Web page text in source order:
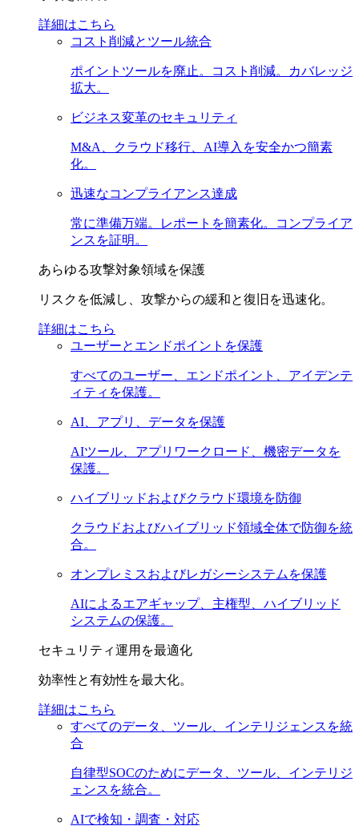
詳細はこちら
コスト削減とツール統合
ポイントツールを廃止。コスト削減。カバレッジ
拡大。
ビジネス変革のセキュリティ
M&A、クラウド移行、AI導入を安全かつ簡素
化。
迅速なコンプライアンス達成
常に準備万端。レポートを簡素化。コンプライア
ンスを証明。
あらゆる攻撃対象領域を保護
リスクを低減し、攻撃からの緩和と復旧を迅速化。
詳細はこちら
ユーザーとエンドポイントを保護
すべてのユーザー、エンドポイント、アイデンテ
ィティを保護。
AI、アプリ、データを保護
AIツール、アプリワークロード、機密データを
保護。
ハイブリッドおよびクラウド環境を防御
クラウドおよびハイブリッド領域全体で防御を統
合。
オンプレミスおよびレガシーシステムを保護
AIによるエアギャップ、主権型、ハイブリッド
システムの保護。
セキュリティ運用を最適化
効率性と有効性を最大化。
詳細はこちら
すべてのデータ、ツール、インテリジェンスを統
合
自律型SOCのためにデータ、ツール、インテリジ
ェンスを統合。
AIで検知・調査・対応